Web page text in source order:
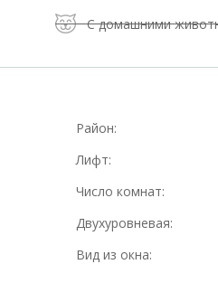
С домашними
Район:
Лифт:
Число комнат:
Двухуровневая:
Вид из окна: